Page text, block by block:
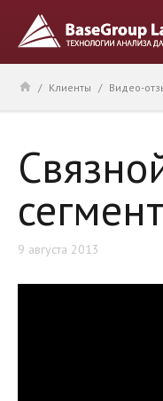
/ Клиенты / Видео-
9 августа 2013